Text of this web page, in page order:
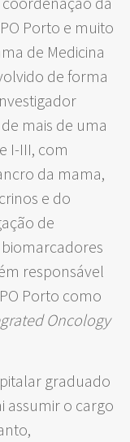
Porto e muito
de Medicina
de forma
mais de uma
I-III, com
da mama,
e do
de
responsável
Porto como
Oncology
graduado
assumir o cargo